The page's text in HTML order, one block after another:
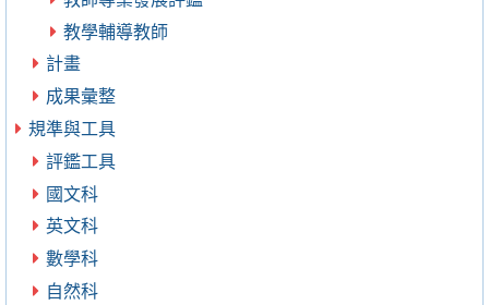
教學輔導教師
計畫
成果彙整
規準與工具
評鑑工具
國文科
英文科
數學科
自然科